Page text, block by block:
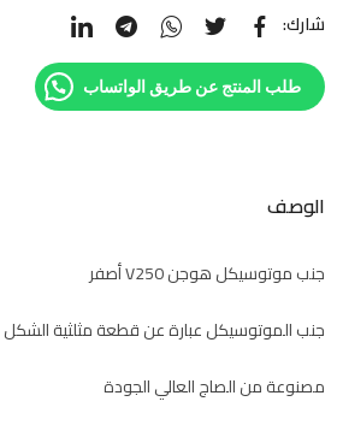
شارك:
طلب المنتج عن طريق الواتساب
الوصف
جنب موتوسيكل هوجن V250 أصفر
جنب الموتوسيكل عبارة عن قطعة مثلثية الشكل
مصنوعة من الصاج العالي الجودة